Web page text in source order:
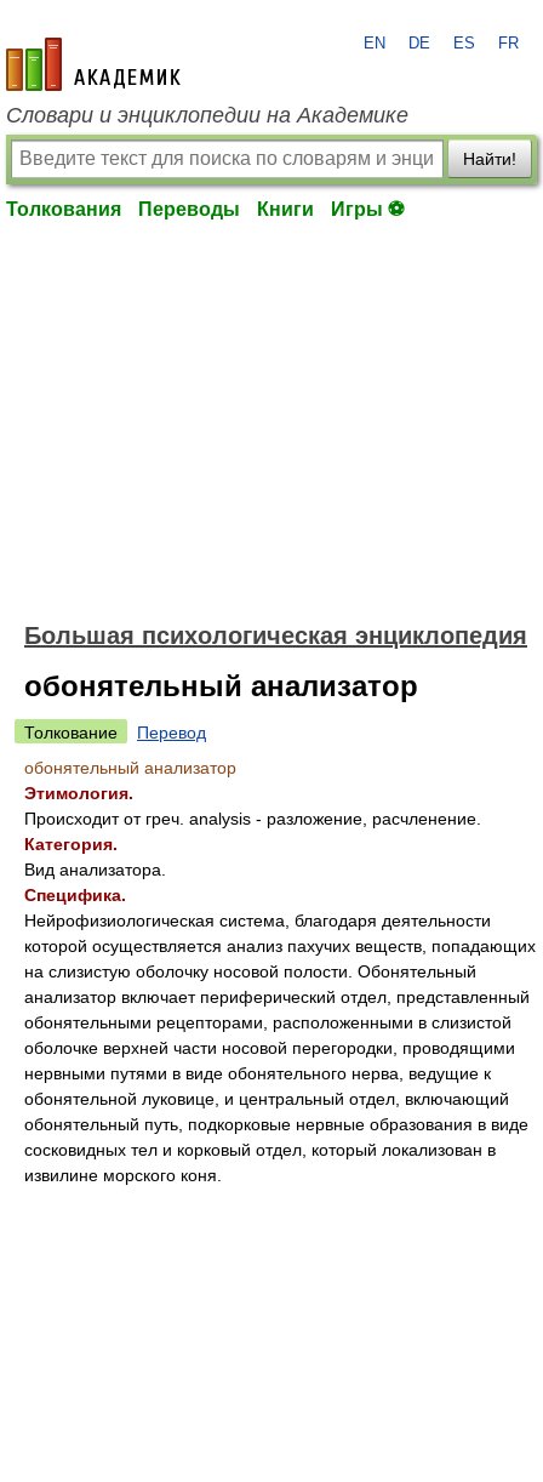
academic.ru
EN DE ES FR
Словари и энциклопедии на Академике
Найти!
Толкования Переводы Книги Игры ⚽
Большая психологическая энциклопедия
обонятельный анализатор
Толкование
Перевод
обонятельный анализатор
Этимология.
Происходит от греч. analysis - разложение, расчленение.
Категория.
Вид анализатора.
Специфика.
Нейрофизиологическая система, благодаря деятельности
которой осуществляется анализ пахучих веществ, попадающих
на слизистую оболочку носовой полости. Обонятельный
анализатор включает периферический отдел, представленный
обонятельными рецепторами, расположенными в слизистой
оболочке верхней части носовой перегородки, проводящими
нервными путями в виде обонятельного нерва, ведущие к
обонятельной луковице, и центральный отдел, включающий
обонятельный путь, подкорковые нервные образования в виде
сосковидных тел и корковый отдел, который локализован в
извилине морского коня.